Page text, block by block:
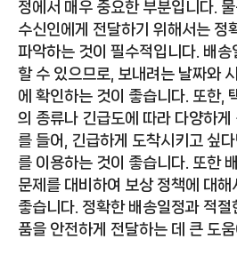
정에서 매우 중요한 부분입니다.
수신인에게 전달하기 위해서는 정
파악하는 것이 필수적입니다. 배송
할 수 있으므로, 보내려는 날짜와
에 확인하는 것이 좋습니다. 또한,
의 종류나 긴급도에 따라 다양하게
를 들어, 긴급하게 도착시키고 싶
를 이용하는 것이 좋습니다. 또한
문제를 대비하여 보상 정책에 대해
좋습니다. 정확한 배송일정과 적
품을 안전하게 전달하는 데 큰 도